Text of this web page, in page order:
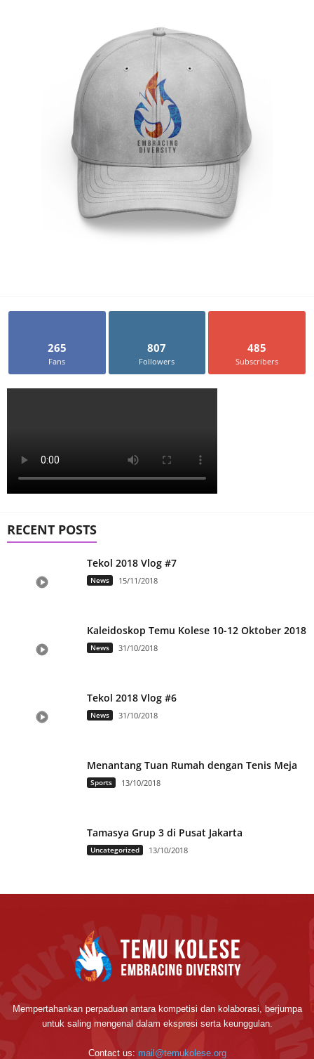
265
Fans
807
Followers
485
Subscribers
RECENT POSTS
Tekol 2018 Vlog #7
News 15/11/2018
Kaleidoskop Temu Kolese 10-12 Oktober 2018
News 31/10/2018
Tekol 2018 Vlog #6
News 31/10/2018
Menantang Tuan Rumah dengan Tenis Meja
Sports 13/10/2018
Tamasya Grup 3 di Pusat Jakarta
Uncategorized 13/10/2018
Mempertahankan perpaduan antara kompetisi dan kolaborasi, berjumpa
untuk saling mengenal dalam ekspresi serta keunggulan.
Contact us: mail@temukolese.org